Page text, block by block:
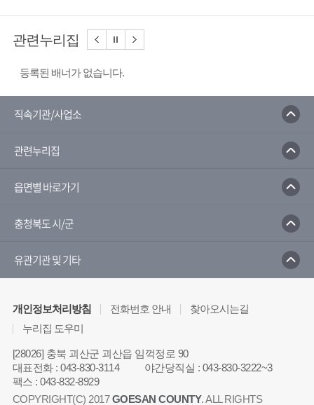
관련누리집
등록된 배너가 없습니다.
직속기관/사업소
관련누리집
읍면별 바로가기
충청북도 시/군
유관기관 및 기타
개인정보처리방침 전화번호 안내
찾아오시는길
누리집 도우미
[28026] 충북 괴산군 괴산읍 임꺽정로 90
대표전화:043-830-3114 야간당직실 : 043-830-3222~3
팩스 :043-832-8929
COPYRIGHT(C) 2017GOESAN COUNTY. ALL RIGHTS